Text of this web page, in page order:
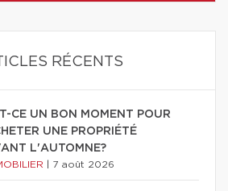
RÉCENTS
CE UN BON MOMENT POUR
UNE PROPRIÉTÉ
L'AUTOMNE?
7 août 2026